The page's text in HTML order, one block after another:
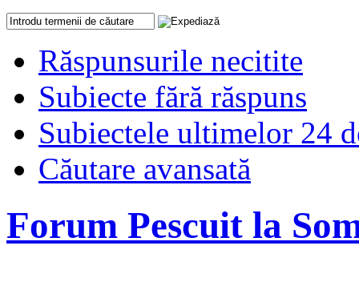
Răspunsurile necitite
Subiecte fără răspuns
Subiectele ultimelor 24
Căutare avansată
Forum Pescuit la